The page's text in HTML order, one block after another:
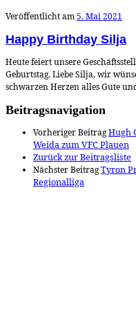
Veröffentlicht am5. Mai 2021
Happy Birthday Silja
Heute feiert unsere
Geburtstag. Liebe Silja, wir
schwarzen Herzen alles Gute
Beitragsnavigation
Vorheriger BeitragHugh
Weida zum VFC Plauen
Zurück zur Beitragsliste
Nächster BeitragTyron
Regionalliga